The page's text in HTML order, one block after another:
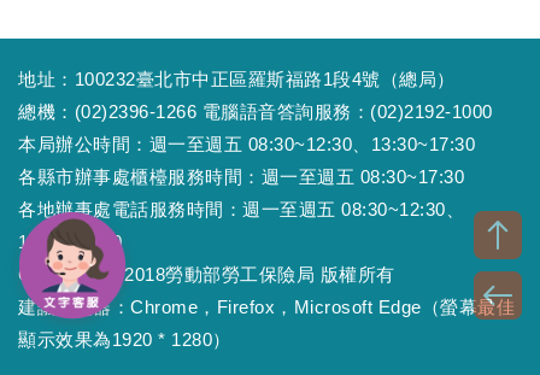
地址：100232臺北市中正區羅斯福路1段4號（總局）
總機：(02)2396-1266 電腦語音答詢服務：(02)2192-1000
本局辦公時間：週一至週五 08:30~12:30、13:30~17:30
各縣市辦事處櫃檯服務時間：週一至週五 08:30~17:30
各地辦事處電話服務時間：週一至週五 08:30~12:30、
13:30~17:30
Copyright © 2018勞動部勞工保險局 版權所有
建議瀏覽器：Chrome，Firefox，Microsoft Edge（螢幕最佳
顯示效果為1920 * 1280）